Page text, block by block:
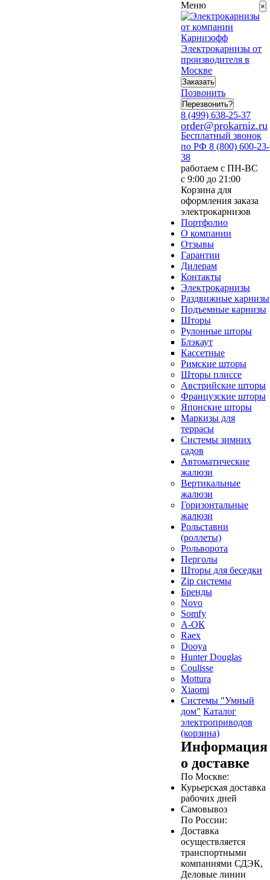
Меню
Электрокарнизы от
производителя в
Москве
Заказать
Позвонить
Перезвонить?
8 (499) 638-25-37
order@prokarniz.ru
Бесплатный звонок
по РФ 8 (800) 600-23-
38
работаем с ПН-ВС
с 9:00 до 21:00
Корзина для
оформления заказа
электрокарнизов
Портфолио
О компании
Отзывы
Гарантии
Дилерам
Контакты
Электрокарнизы
Раздвижные карнизы
Подъемные карнизы
Шторы
Рулонные шторы
Блэкаут
Кассетные
Римские шторы
Шторы плиссе
Австрийские шторы
Французские шторы
Японские шторы
Маркизы для
террасы
Системы зимних
садов
Автоматические
жалюзи
Вертикальные
жалюзи
Горизонтальные
жалюзи
Рольставни
(роллеты)
Рольворота
Перголы
Шторы для беседки
Zip системы
Бренды
Novo
Somfy
А-ОК
Raex
Dooya
Hunter Douglas
Coulisse
Mottura
Xiaomi
Системы "Умный
дом" Каталог
электроприводов
(корзина)
Информация
о доставке
По Москве:
Курьерская доставка
рабочих дней
Самовывоз
По России:
Доставка
осуществляется
транспортными
компаниями СДЭК,
Деловые линии
×